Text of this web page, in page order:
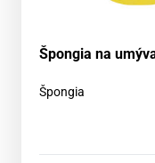
Špongia na
Špongia